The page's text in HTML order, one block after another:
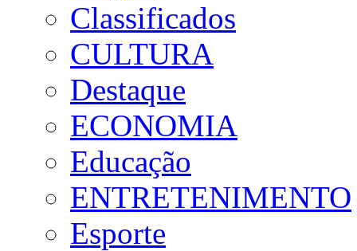
Classificados
CULTURA
Destaque
ECONOMIA
Educação
ENTRETENIMENTO
Esporte